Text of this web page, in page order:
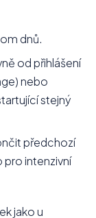
dnů.
od přihlášení
nebo
stejný
předchozí
pro intenzivní
jako u